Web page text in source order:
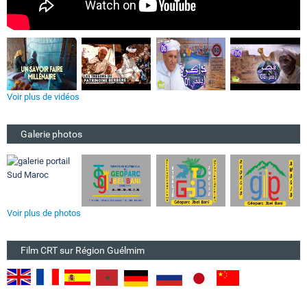
Voir plus de vidéos
Galerie photos
Voir plus de photos
Film CRT sur Région Guélmim